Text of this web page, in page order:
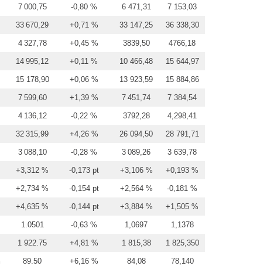
7 000,75 -0,80 % 6 471,31 7 153,03
33 670,29 +0,71 % 33 147,25 36 338,30
4 327,78 +0,45 % 3839,50 4766,18
14 995,12 +0,11 % 10 466,48 15 644,97
15 178,90 +0,06 % 13 923,59 15 884,86
7 599,60 +1,39 % 7 451,74 7 384,54
4 136,12 -0,22 % 3792,28 4,298,41
32 315,99 +4,26 % 26 094,50 28 791,71
3 088,10 -0,28 % 3 089,26 3 639,78
+3,312 % -0,173 pt +3,106 % +0,193 %
+2,734 % -0,154 pt +2,564 % -0,181 %
+4,635 % -0,144 pt +3,884 % +1,505 %
1.0501 -0,63 % 1,0697 1,1378
1 922.75 +4,81 % 1 815,38 1 825,350
89.50 +6,16 % 84,08 78,140